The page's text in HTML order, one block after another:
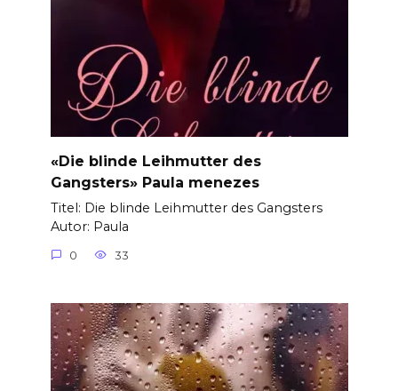
«Die blinde Leihmutter des
Gangsters» Paula menezes
Titel: Die blinde Leihmutter des Gangsters
Autor: Paula
0 33